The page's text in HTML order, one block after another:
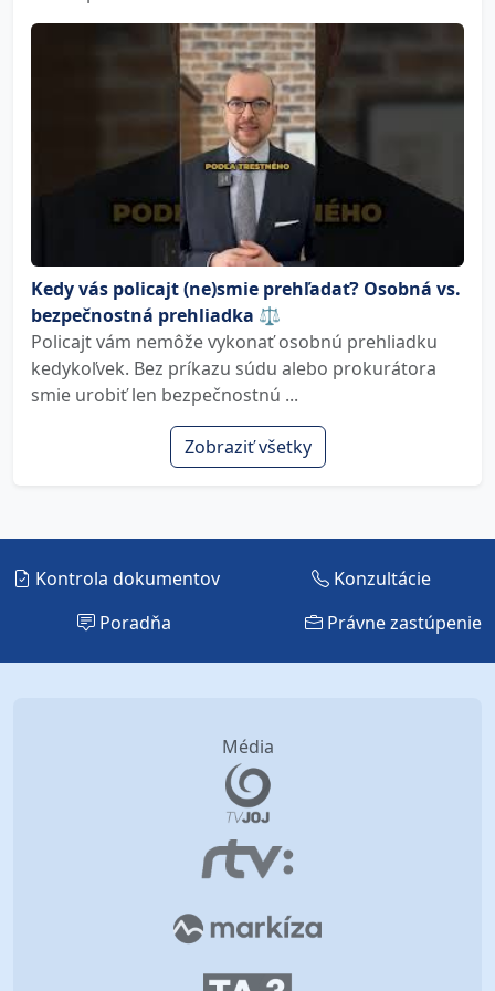
Kedy vás policajt (ne)smie prehľadať? Osobná vs.
bezpečnostná prehliadka ⚖️
Policajt vám nemôže vykonať osobnú prehliadku
kedykoľvek. Bez príkazu súdu alebo prokurátora
smie urobiť len bezpečnostnú ...
Zobraziť všetky
Kontrola dokumentov
Konzultácie
Poradňa
Právne zastúpenie
Média